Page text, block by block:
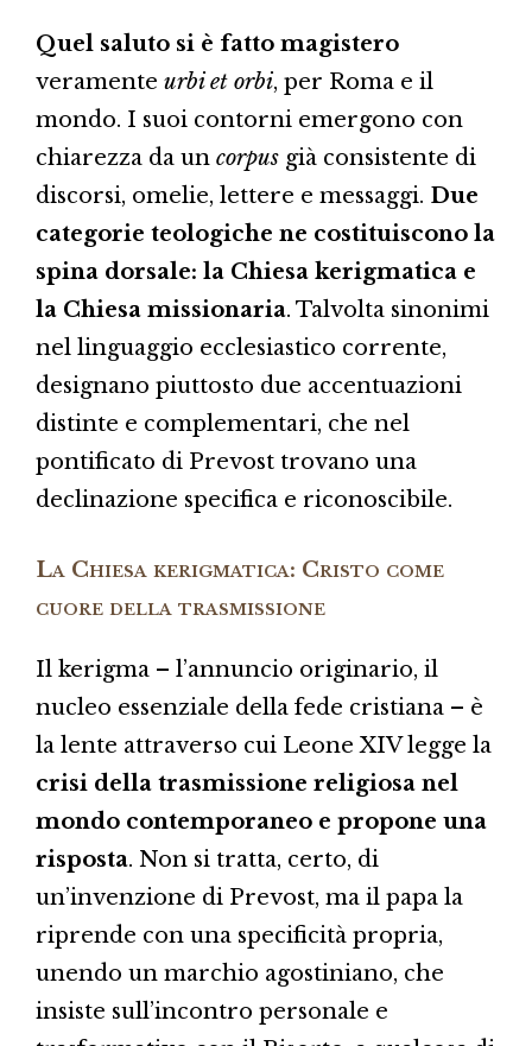
Quel saluto si è fatto magistero
veramente urbi et orbi, per Roma e il
mondo. I suoi contorni emergono con
chiarezza da un corpus già consistente di
discorsi, omelie, lettere e messaggi. Due
categorie teologiche ne costituiscono la
spina dorsale: la Chiesa kerigmatica e
la Chiesa missionaria. Talvolta sinonimi
nel linguaggio ecclesiastico corrente,
designano piuttosto due accentuazioni
distinte e complementari, che nel
pontificato di Prevost trovano una
declinazione specifica e riconoscibile.
La Chiesa kerigmatica: Cristo come
cuore della trasmissione
Il kerigma – l’annuncio originario, il
nucleo essenziale della fede cristiana – è
la lente attraverso cui Leone XIV legge la
crisi della trasmissione religiosa nel
mondo contemporaneo e propone una
risposta. Non si tratta, certo, di
un’invenzione di Prevost, ma il papa la
riprende con una specificità propria,
unendo un marchio agostiniano, che
insiste sull’incontro personale e